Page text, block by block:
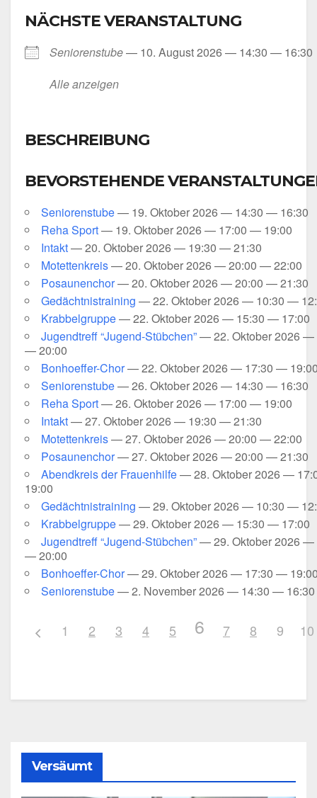
NÄCHSTE VERANSTALTUNG
Senio­ren­stu­be— 10. August 2026 — 14:30 — 16:30
Alle anzei­gen
BESCHREIBUNG
BEVORSTEHENDE
Senio­ren­stu­be— 19. Okto­ber 2026 — 14:30 — 16:30
Reha Sport— 19. Okto­ber 2026 — 17:00 — 19:00
Intakt— 20. Okto­ber 2026 — 19:30 — 21:30
Motet­ten­kreis— 20. Okto­ber 2026 — 20:00 — 22:00
Posau­nen­chor— 20. Okto­ber 2026 — 20:00 — 21:30
Gedächt­nis­trai­ning — 22. Okto­ber 2026 — 10:30 —
Krab­bel­grup­pe— 22. Okto­ber 2026 — 15:30 — 17:00
Jugend­treff “Jugend-Stübchen”— 22. Okto­ber 2026 —
— 20:00
Bonhoeffer-Chor— 22. Okto­ber 2026 — 17:30 —
Senio­ren­stu­be— 26. Okto­ber 2026 — 14:30 — 16:30
Reha Sport— 26. Okto­ber 2026 — 17:00 — 19:00
Intakt— 27. Okto­ber 2026 — 19:30 — 21:30
Motet­ten­kreis— 27. Okto­ber 2026 — 20:00 — 22:00
Posau­nen­chor— 27. Okto­ber 2026 — 20:00 — 21:30
Abend­kreis der Frau­en­hil­fe— 28. Okto­ber 2026 —
19:00
Gedächt­nis­trai­ning — 29. Okto­ber 2026 — 10:30 —
Krab­bel­grup­pe— 29. Okto­ber 2026 — 15:30 — 17:00
Jugend­treff “Jugend-Stübchen”— 29. Okto­ber 2026 —
— 20:00
Bonhoeffer-Chor— 29. Okto­ber 2026 — 17:30 —
Senio­ren­stu­be— 2. Novem­ber 2026 — 14:30 — 16:30
1 2 3 4 5 6 7 8 9 10
Versäumt